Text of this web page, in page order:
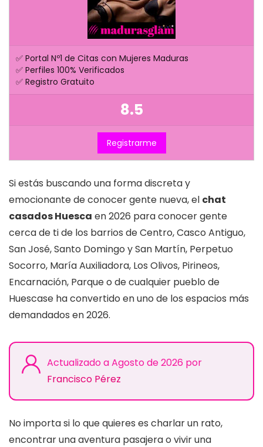
✅ Portal Nº1 de Citas con Mujeres Maduras
✅ Perfiles 100% Verificados
✅ Registro Gratuito
8.5
Registrarme
Si estás buscando una forma discreta y
emocionante de conocer gente nueva, el chat
casados Huesca en 2026 para conocer gente
cerca de ti de los barrios de Centro, Casco Antiguo,
San José, Santo Domingo y San Martín, Perpetuo
Socorro, María Auxiliadora, Los Olivos, Pirineos,
Encarnación, Parque o de cualquier pueblo de
Huescase ha convertido en uno de los espacios más
demandados en 2026.
Actualizado a Agosto de 2026 por
Francisco Pérez
No importa si lo que quieres es charlar un rato,
encontrar una aventura pasajera o vivir una